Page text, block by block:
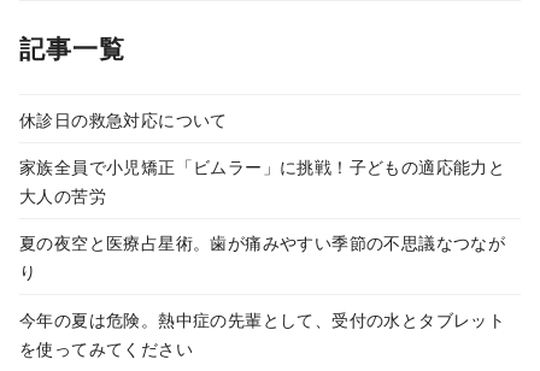
記事一覧
休診日の救急対応について
家族全員で小児矯正「ビムラー」に挑戦！子どもの適応能力と
大人の苦労
夏の夜空と医療占星術。歯が痛みやすい季節の不思議なつなが
り
今年の夏は危険。熱中症の先輩として、受付の水とタブレット
を使ってみてください